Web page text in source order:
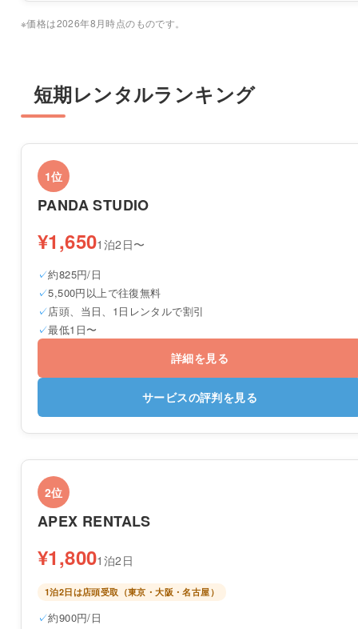
※価格は2026年8月時点のものです。
短期レンタルランキング
1位
PANDA STUDIO
¥1,6501泊2日〜
約825円/日
5,500円以上で往復無料
店頭、当日、1日レンタルで割引
最低1日〜
詳細を見る
サービスの評判を見る
2位
APEX RENTALS
¥1,8001泊2日
1泊2日は店頭受取（東京・大阪・名古屋）
約900円/日